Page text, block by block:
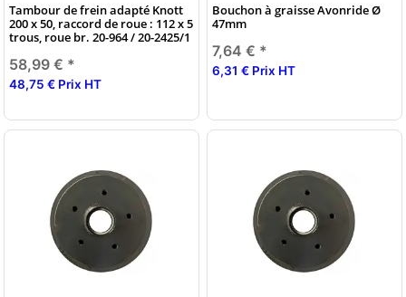
Tambour de frein adapté Knott
200 x 50, raccord de roue : 112 x 5
trous, roue br. 20-964 / 20-2425/1
58,99 € *
48,75 € Prix HT
Bouchon à graisse Avonride Ø
47mm
7,64 € *
6,31 € Prix HT